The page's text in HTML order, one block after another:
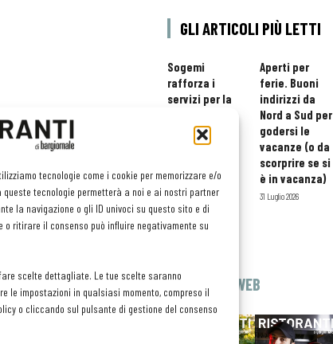
tecnologie come i cookie per memorizzare e/o
tecnologie permetterà a noi e ai nostri partner
la navigazione o gli ID univoci su questo sito e di
ritirare il consenso può influire negativamente su
scelte dettagliate. Le tue scelte saranno
le impostazioni in qualsiasi momento, compreso il
o cliccando sul pulsante di gestione del consenso
GLI ARTICOLI PIÙ LETTI
Sogemi
rafforza i
servizi per la
orario esteso
e tessera
professionisti
HoReCa
29 Luglio 2026
Aperti per
ferie. Buoni
indirizzi da
Nord a Sud per
godersi le
vacanze (o da
scorprire se si
è in vacanza)
31 Luglio 2026
EDICOLA WEB